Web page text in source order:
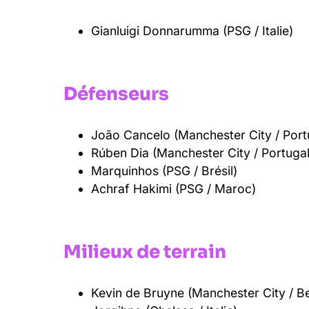
Gianluigi Donnarumma (PSG / Italie)
Défenseurs
João Cancelo (Manchester City /
Rúben Dia (Manchester City /
Marquinhos (PSG / Brésil)
Achraf Hakimi (PSG / Maroc)
Milieux de terrain
Kevin de Bruyne (Manchester City /